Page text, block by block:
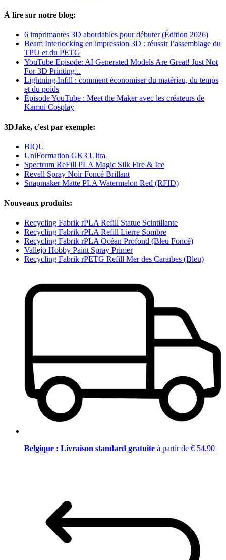
À lire sur notre blog:
6 imprimantes 3D abordables pour débuter (Édition 2026)
Beam Interlocking en impression 3D : réussir l’assemblage du
TPU et du PETG
YouTube Episode: AI Generated Models Are Great! Just Not
For 3D Printing...
Lightning Infill : comment économiser du matériau, du temps
et du poids
Épisode YouTube : Meet the Maker avec les créateurs de
Kamui Cosplay
3DJake, c'est par exemple:
BIQU
UniFormation GK3 Ultra
Spectrum ReFill PLA Magic Silk Fire & Ice
Revell Spray Noir Foncé Brillant
Snapmaker Matte PLA Watermelon Red (RFID)
Nouveaux produits:
Recycling Fabrik rPLA Refill Statue Scintillante
Recycling Fabrik rPLA Refill Lierre Sombre
Recycling Fabrik rPLA Océan Profond (Bleu Foncé)
Vallejo Hobby Paint Spray Primer
Recycling Fabrik rPETG Refill Mer des Caraïbes (Bleu)
Belgique : Livraison standard gratuite à partir de € 54,90